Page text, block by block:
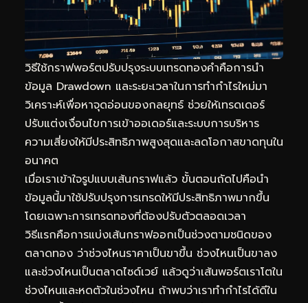
วิธีใช้กราฟพอร์ตปรับปรุงระบบเทรดทองคำคือการนำ
ข้อมูล Drawdown และระยะเวลาในการทำกำไรใหม่มา
วิเคราะห์เพื่อหาจุดอ่อนของกลยุทธ์ ช่วยให้เทรดเดอร์
ปรับแต่งเงื่อนไขการเข้าออเดอร์และระบบการบริหาร
ความเสี่ยงให้มีประสิทธิภาพสูงสุดและลดโอกาสขาดทุนใน
อนาคต
เมื่อเราเข้าใจรูปแบบเส้นกราฟแล้ว ขั้นตอนถัดไปคือนำ
ข้อมูลนี้มาใช้ปรับปรุงการเทรดให้มีประสิทธิภาพมากขึ้น
โดยเฉพาะการเทรดทองที่ต้องปรับตัวตลอดเวลา
วิธีแรกคือการแบ่งเส้นกราฟออกเป็นช่วงตามชนิดของ
ตลาดทอง ว่าช่วงไหนราคาเป็นขาขึ้น ช่วงไหนเป็นขาลง
และช่วงไหนเป็นตลาดไซด์เวย์ แล้วดูว่าเส้นพอร์ตเราโตใน
ช่วงไหนและหดตัวในช่วงไหน ถ้าพบว่าเราทำกำไรได้ดีใน